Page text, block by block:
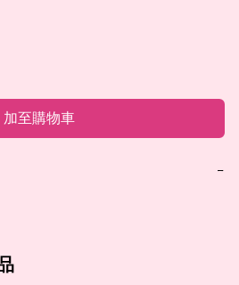
加至購物車
−